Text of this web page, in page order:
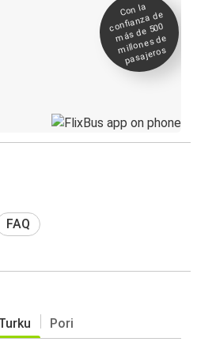
Con la
confianza de
más de 500
millones de
pasajeros
FAQ
Pori